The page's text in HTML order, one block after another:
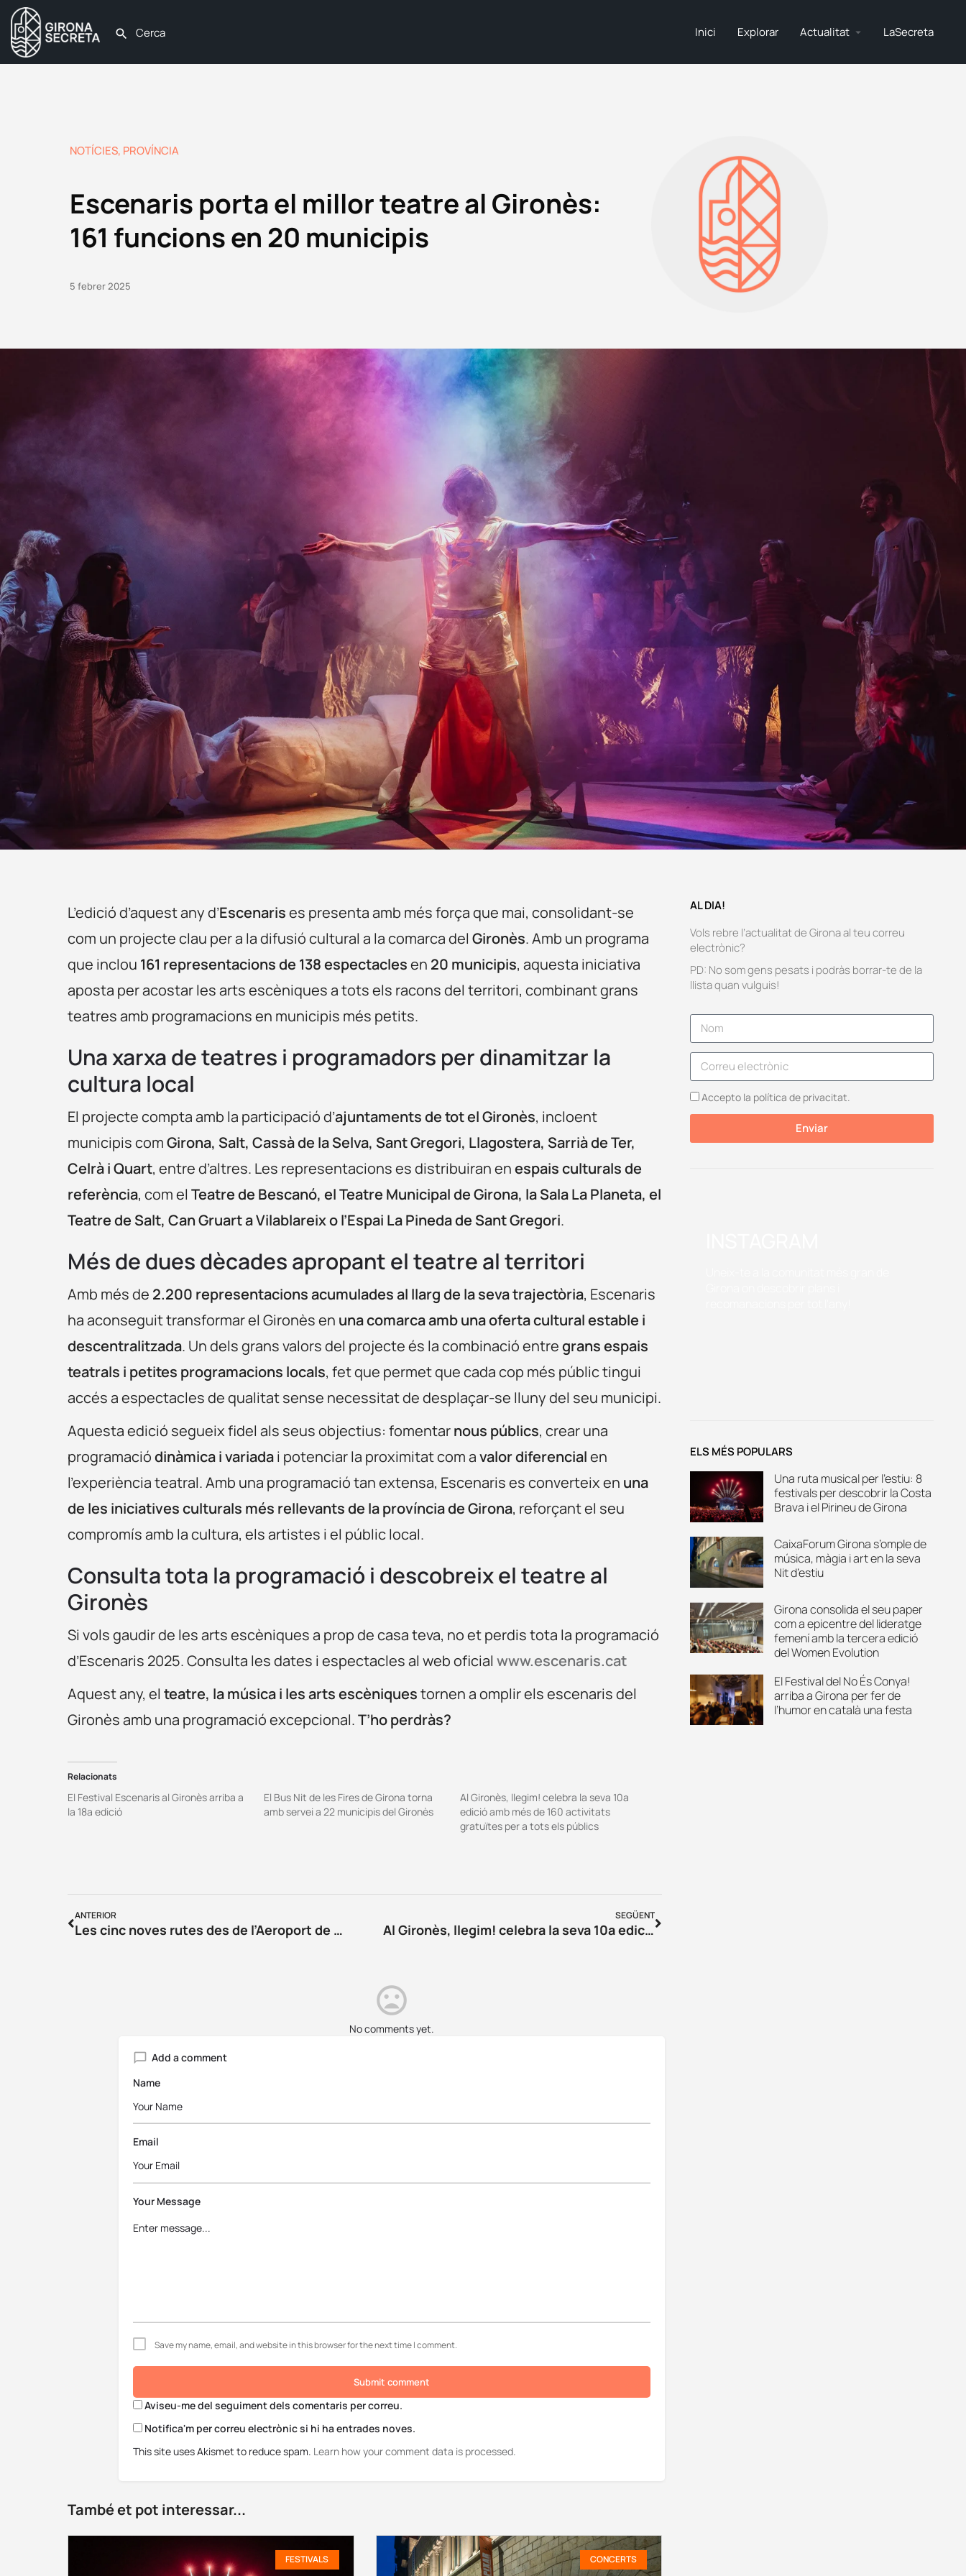
Inici Explorar Actualitat LaSecreta
NOTÍCIES, PROVÍNCIA
Escenaris porta el millor teatre al Gironès:
161 funcions en 20 municipis
5 febrer 2025
L’edició d’aquest any d’Escenarises presenta amb més força que mai, consolidant-se
com un projecte clau per a la difusió cultural a la comarca delGironès. Amb un programa
que inclou 161 representacions de 138 espectaclesen 20 municipis, aquesta iniciativa
aposta per acostar les arts escèniques a tots els racons del territori, combinant grans
teatres amb programacions en municipis més petits.
Una xarxa de teatres i programadors per dinamitzar la
cultura local
El projecte compta amb la participació d’ajuntaments de tot el Gironès, incloent
municipis comGirona, Salt, Cassà de la Selva, Sant Gregori, Llagostera, Sarrià de Ter,
Celrà i Quart, entre d’altres. Les representacions es distribuiran enespais culturals de
referència, com elTeatre de Bescanó, el Teatre Municipal de Girona, la Sala La Planeta, el
Teatre de Salt, Can Gruart a Vilablareix o l’Espai La Pineda de Sant Gregori.
Més de dues dècades apropant el teatre al territori
Amb més de 2.200 representacions acumulades al llarg de la seva trajectòria, Escenaris
ha aconseguit transformar el Gironès en una comarca amb una oferta cultural estable i
descentralitzada. Un dels grans valors del projecte és la combinació entregrans espais
teatrals i petites programacions locals, fet que permet que cada cop més públic tingui
accés a espectacles de qualitat sense necessitat de desplaçar-se lluny del seu municipi.
Aquesta edició segueix fidel als seus objectius: fomentarnous públics, crear una
programaciódinàmica i variadai potenciar la proximitat com avalor diferencialen
l’experiència teatral. Amb una programació tan extensa, Escenaris es converteix en una
de les iniciatives culturals més rellevants de la província de Girona, reforçant el seu
compromís amb la cultura, els artistes i el públic local.
Consulta tota la programació i descobreix el teatre al
Gironès
Si vols gaudir de les arts escèniques a prop de casa teva, no et perdis tota la programació
d’Escenaris 2025. Consulta les dates i espectacles al web oficialwww.escenaris.cat
Aquest any, elteatre, la música i les arts escèniquestornen a omplir els escenaris del
Gironès amb una programació excepcional.T’ho perdràs?
Relacionats
El Festival Escenaris al Gironès arriba a
la 18a edició
El Bus Nit de les Fires de Girona torna
amb servei a 22 municipis del Gironès
Al Gironès, llegim! celebra la seva 10a
edició amb més de 160 activitats
gratuïtes per a tots els públics
ANTERIOR
Les cinc noves rutes des de l’Aeroport de Girona per aquest estiu
SEGÜENT
Al Gironès, llegim! celebra la seva 10a edició amb més de 160 activitats gratuïtes per a tots els públics
No comments yet.
Add a comment
Name
Email
Your Message
Save my name, email, and website in this browser for the next time I comment.
Submit comment
Aviseu-me del seguiment dels comentaris per correu.
Notifica'm per correu electrònic si hi ha entrades noves.
This site uses Akismet to reduce spam. Learn how your comment data is processed.
També et pot interessar...
FESTIVALS CONCERTS
AL DIA!
Vols rebre l’actualitat de Girona al teu correu
electrònic?
PD: No som gens pesats i podràs borrar-te de la
llista quan vulguis!
Accepto la política de privacitat.
Enviar
ELS MÉS POPULARS
Una ruta musical per l’estiu: 8
festivals per descobrir la Costa
Brava i el Pirineu de Girona
CaixaForum Girona s’omple de
música, màgia i art en la seva
Nit d’estiu
Girona consolida el seu paper
com a epicentre del lideratge
femení amb la tercera edició
del Women Evolution
El Festival del No És Conya!
arriba a Girona per fer de
l’humor en català una festa